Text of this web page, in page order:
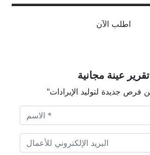
اطلب الآن
تقرير عينة مجانية